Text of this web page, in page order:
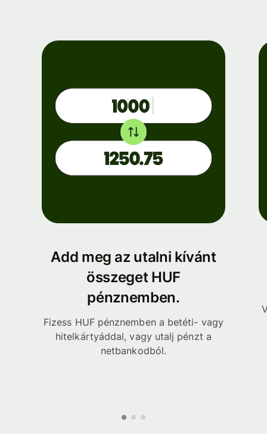
Add meg az utalni kívánt
összeget HUF
pénznemben.
Fizess HUF pénznemben a betéti- vagy
hitelkártyáddal, vagy utalj pénzt a
netbankodból.